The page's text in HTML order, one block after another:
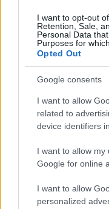
I want to opt-out
Retention, Sale,
Personal Data
Purposes for
Opted Out
Google consents
I want to allow
related to
device identifiers
I want to allow
Google for online
I want to allow
personalized
Imparare frontside
transizioni fluide e
SNOWBOARD